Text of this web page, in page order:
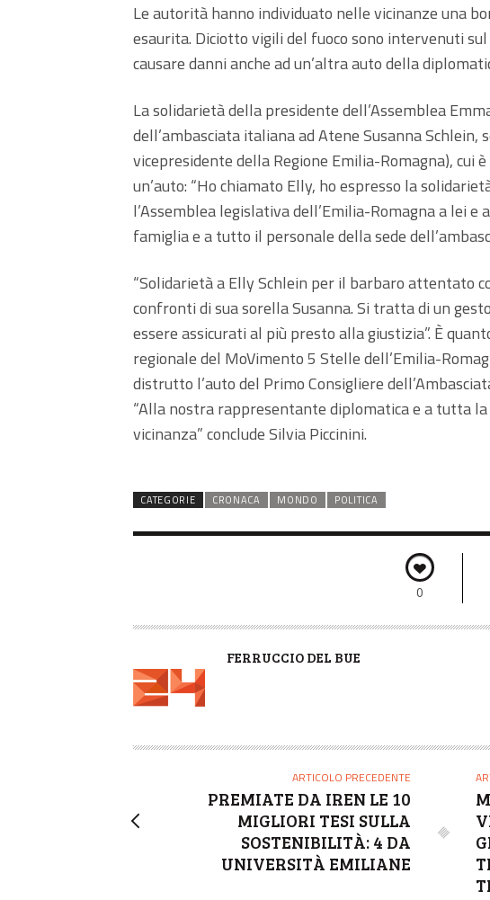
Le autorità hanno individuato nelle vicinanze una
esaurita. Diciotto vigili del fuoco sono intervenuti
causare danni anche ad un’altra auto della
La solidarietà della presidente dell’Assemblea
dell’ambasciata italiana ad Atene Susanna
vicepresidente della Regione Emilia-Romagna),
un’auto: “Ho chiamato Elly, ho espresso la
l’Assemblea legislativa dell’Emilia-Romagna a lei e
famiglia e a tutto il personale della sede
“Solidarietà a Elly Schlein per il barbaro attentato
confronti di sua sorella Susanna. Si tratta di un
essere assicurati al più presto alla giustizia”. È
regionale del MoVimento 5 Stelle dell’Emilia-
distrutto l’auto del Primo Consigliere
“Alla nostra rappresentante diplomatica e a tutta
vicinanza” conclude Silvia Piccinini.
CATEGORIE CRONACA MONDO POLITICA
0
A
R
FERRUCCIO DEL BUE
ARTICOLO PRECEDENTE
PREMIATE DA IREN LE 10
MIGLIORI TESI SULLA
SOSTENIBILITÀ: 4 DA
UNIVERSITÀ EMILIANE